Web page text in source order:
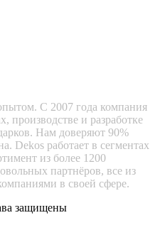
С 2007 года компания
производстве и разработке
Нам доверяют 90%
Dekos работает в сегментах
из более 1200
партнёров, все из
в своей сфере.
защищены